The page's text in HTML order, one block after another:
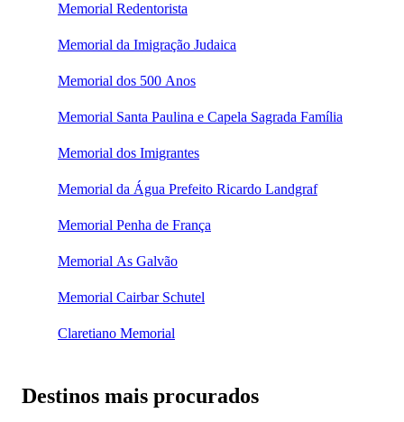
Memorial Redentorista
Memorial da Imigração Judaica
Memorial dos 500 Anos
Memorial Santa Paulina e Capela Sagrada Família
Memorial dos Imigrantes
Memorial da Água Prefeito Ricardo Landgraf
Memorial Penha de França
Memorial As Galvão
Memorial Cairbar Schutel
Claretiano Memorial
Destinos mais procurados